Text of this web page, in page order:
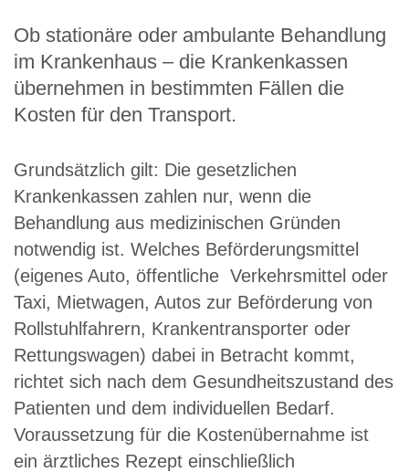
Ob stationäre oder ambulante Behandlung
im Krankenhaus – die Krankenkassen
übernehmen in bestimmten Fällen die
Kosten für den Transport.
Grundsätzlich gilt: Die gesetzlichen
Krankenkassen zahlen nur, wenn die
Behandlung aus medizinischen Gründen
notwendig ist. Welches Beförderungsmittel
(eigenes Auto, öffentliche Verkehrsmittel oder
Taxi, Mietwagen, Autos zur Beförderung von
Rollstuhlfahrern, Krankentransporter oder
Rettungswagen) dabei in Betracht kommt,
richtet sich nach dem Gesundheitszustand des
Patienten und dem individuellen Bedarf.
Voraussetzung für die Kostenübernahme ist
ein ärztliches Rezept einschließlich